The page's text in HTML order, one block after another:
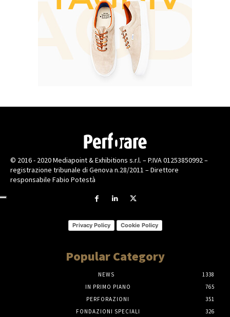
© 2016 - 2020 Mediapoint & Exhibitions s.r.l. – P.IVA 01253850992 –
registrazione tribunale di Genova n.28/2011 – Direttore
responsabile Fabio Potestà
Privacy Policy Cookie Policy
Popular Category
NEWS
1338
IN PRIMO PIANO
765
PERFORAZIONI
351
FONDAZIONI SPECIALI
326